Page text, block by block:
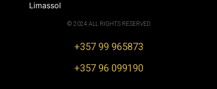
Limassol
© 2024 ALL RIGHTS RESERVED
+357 99 965873
+357 96 099190